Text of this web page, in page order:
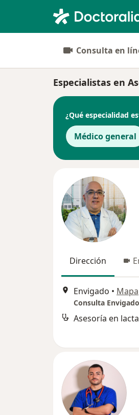
Consulta en
Especialistas en
¿Qué especialidad
Médico general
Dirección
Envigado • Mapa
Consulta Envigado
Asesoría en